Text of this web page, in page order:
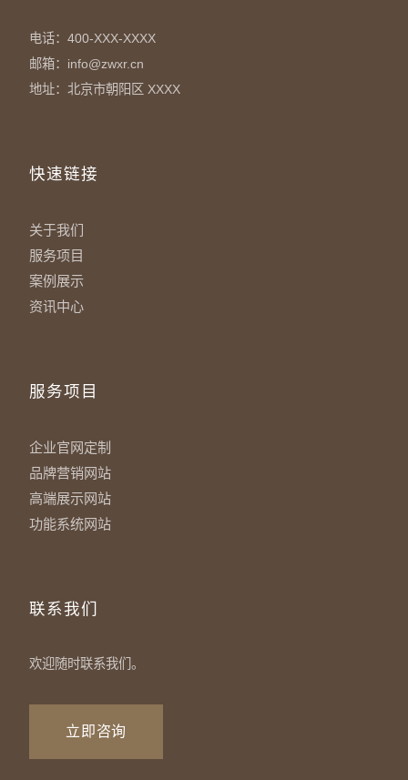
电话：400-XXX-XXXX
邮箱：info@zwxr.cn
地址：北京市朝阳区 XXXX
快速链接
关于我们
服务项目
案例展示
资讯中心
服务项目
企业官网定制
品牌营销网站
高端展示网站
功能系统网站
联系我们
欢迎随时联系我们。
立即咨询